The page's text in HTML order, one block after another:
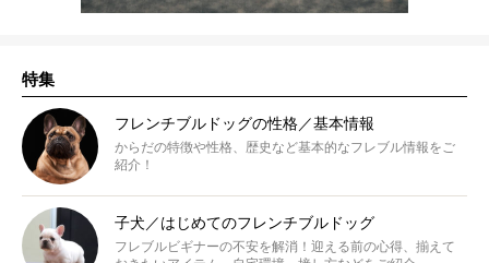
特集
フレンチブルドッグの性格／基本情報
からだの特徴や性格、歴史など基本的なフレブル情報をご
紹介！
子犬／はじめてのフレンチブルドッグ
フレブルビギナーの不安を解消！迎える前の心得、揃えて